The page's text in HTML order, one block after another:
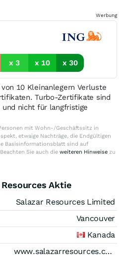
Werbung
x 3 x 10 x 30
10 Kleinanlegern Verluste
Turbo-Zertifikate sind
nicht für langfristige
mit Wohn-/Geschäftssitz in
etwaige Nachträge, die Endgültigen
Basisinformationsblatt sind auf
Sie auch die weiteren Hinweise zu
Aktie
Salazar Resources Limited
Vancouver
Kanada
www.salazarresources.com